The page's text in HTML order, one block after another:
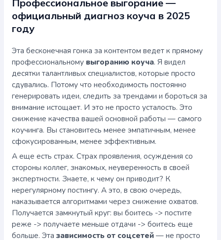
Профессиональное выгорание —
официальный диагноз коуча в 2025
году
Эта бесконечная гонка за контентом ведет к прямому
профессиональному выгоранию коуча. Я видел
десятки талантливых специалистов, которые просто
сдувались. Потому что необходимость постоянно
генерировать идеи, следить за трендами и бороться за
внимание истощает. И это не просто усталость. Это
снижение качества вашей основной работы — самого
коучинга. Вы становитесь менее эмпатичным, менее
сфокусированным, менее эффективным.
А еще есть страх. Страх проявления, осуждения со
стороны коллег, знакомых, неуверенность в своей
экспертности. Знаете, к чему он приводит? К
нерегулярному постингу. А это, в свою очередь,
наказывается алгоритмами через снижение охватов.
Получается замкнутый круг: вы боитесь -> постите
реже -> получаете меньше отдачи -> боитесь еще
больше. Эта зависимость от соцсетей— не просто